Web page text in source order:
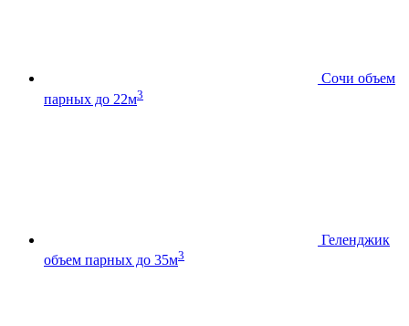
Сочи объем
парных до 22м3
Геленджик
объем парных до 35м3